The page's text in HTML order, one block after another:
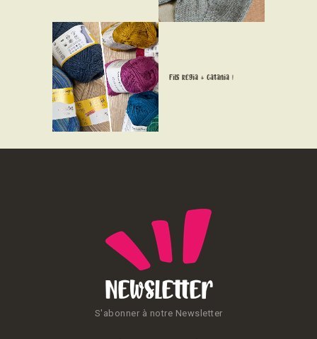
Fils Régia & Catania !
Newsletter
S'abonner à notre Newsletter